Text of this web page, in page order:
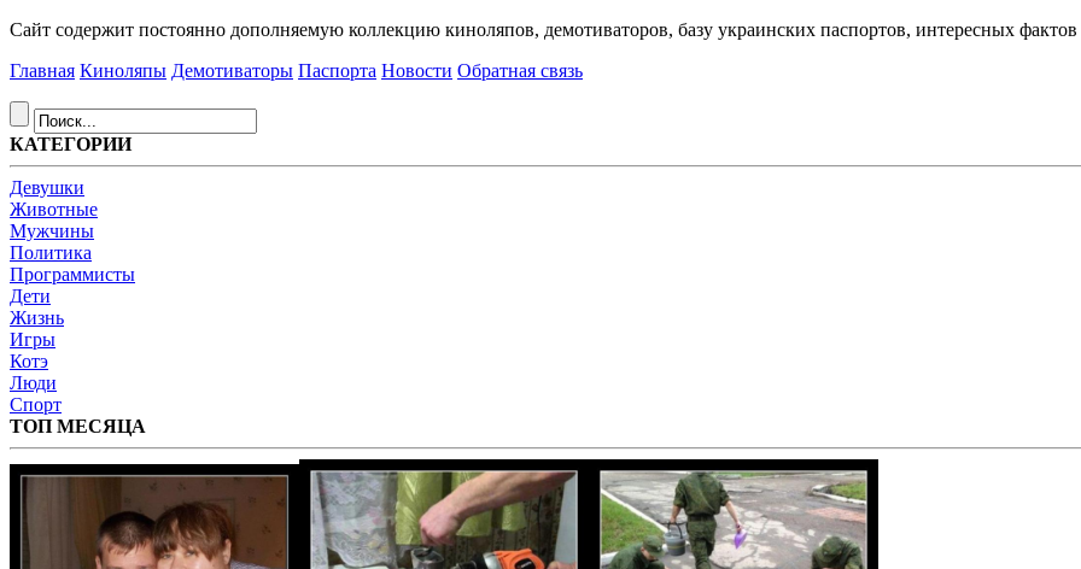
Сайт содержит постоянно дополняемую коллекцию киноляпов, демотиваторов, базу украинских паспортов, интересных
Главная Киноляпы Демотиваторы Паспорта Новости Обратная связь
КАТЕГОРИИ
Девушки
Животные
Мужчины
Политика
Программисты
Дети
Жизнь
Игры
Котэ
Люди
Спорт
ТОП МЕСЯЦА